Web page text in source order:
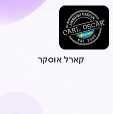
קארל אוסקר